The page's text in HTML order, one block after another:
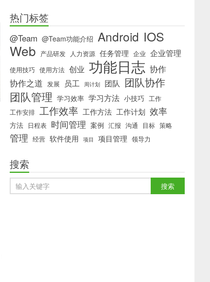
热门标签
@Team @Team功能介绍 Android IOS
Web 产品研发 人力资源 任务管理 企业 企业管理
使用技巧 使用方法 创业 功能日志 协作
协作之道 发展 员工 周计划 团队 团队协作
团队管理 学习效率 学习方法 小技巧 工作
工作安排 工作效率 工作方法 工作计划 效率
方法 日程表 时间管理 案例 汇报 沟通 目标 策略
管理 经营 软件使用 项目 项目管理 领导力
搜索